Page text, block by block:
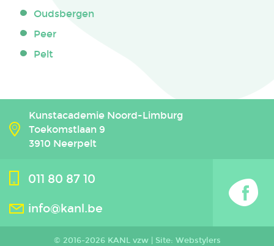
Oudsbergen
Peer
Pelt
Kunstacademie Noord-Limburg
Toekomstlaan 9
3910 Neerpelt
011 80 87 10
info@kanl.be
© 2016-2026 KANL vzw | Site: Webstylers